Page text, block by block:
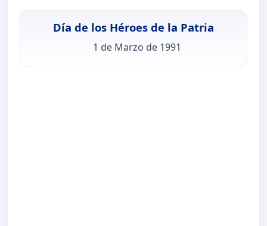
Día de los Héroes de la Patria
1 de Marzo de 1991